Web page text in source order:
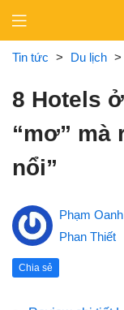
content
Tin tức > Du lịch >
8 Hotels
“mơ” mà
nổi”
Phạm Oanh
Phan Thiết
Chia sẻ